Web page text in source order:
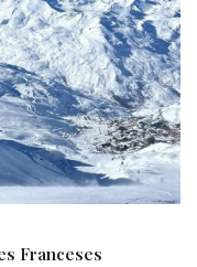
Franceses